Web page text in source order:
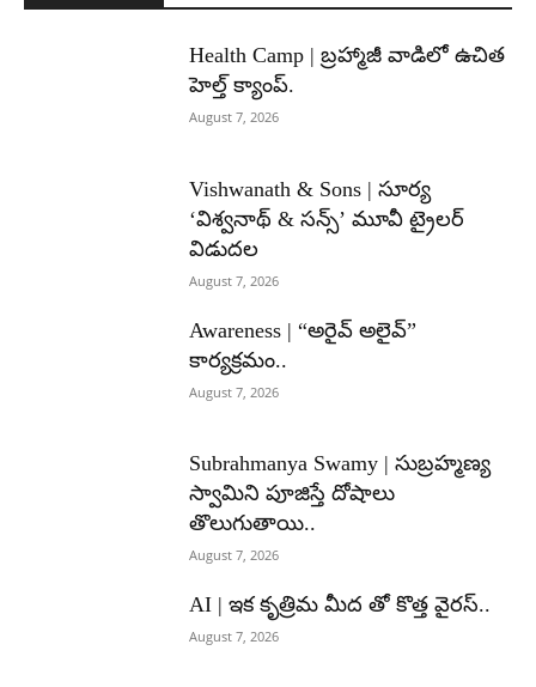
Health Camp | బ్రహ్మాజీ వాడిలో ఉచిత
హెల్త్ క్యాంప్.
August 7, 2026
Vishwanath & Sons | సూర్య
‘విశ్వనాథ్ & సన్స్’ మూవీ ట్రైలర్
విడుదల
August 7, 2026
Awareness | “అరైవ్ అలైవ్”
కార్యక్రమం..
August 7, 2026
Subrahmanya Swamy | సుబ్రహ్మణ్య
స్వామిని పూజిస్తే దోషాలు
తొలుగుతాయి..
August 7, 2026
AI | ఇక కృత్రిమ మీద తో కొత్త వైరస్..
August 7, 2026